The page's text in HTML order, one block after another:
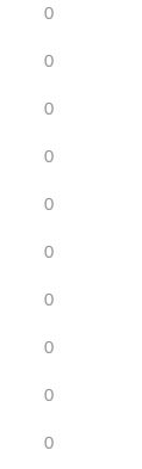
0
0
0
0
0
0
0
0
0
0